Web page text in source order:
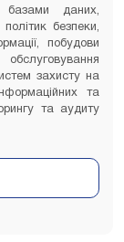
базами даних,
безпеки,
побудови
захисту на
та
та аудиту